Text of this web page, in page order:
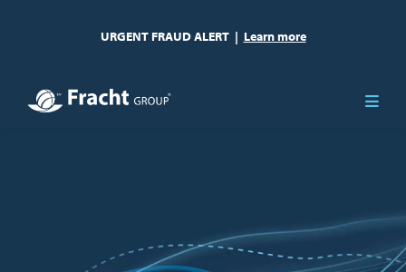
URGENT FRAUD ALERT | Learn more